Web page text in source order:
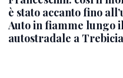
è stato accanto fino
Auto in fiamme lungo
autostradale a